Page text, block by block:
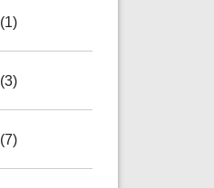
(1)
(3)
(7)